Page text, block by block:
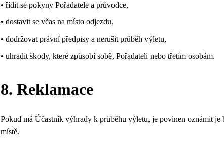
• řídit se pokyny Pořadatele a průvodce,
• dostavit se včas na místo odjezdu,
• dodržovat právní předpisy a nerušit průběh výletu,
• uhradit škody, které způsobí sobě, Pořadateli nebo třetím osobám.
8. Reklamace
Pokud má Účastník výhrady k průběhu výletu, je povinen oznámit je
místě.